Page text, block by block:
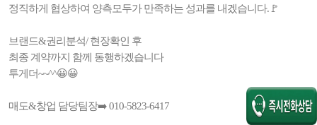
정직하게 협상하여 양측모두가 만족하는 성과를 내겠습니다.🚩
브랜드&권리분석/ 현장확인 후
최종 계약까지 함께 동행하겠습니다
투게더~~^^😀😀
매도&창업 담당팀장➡️ 010-5823-6417